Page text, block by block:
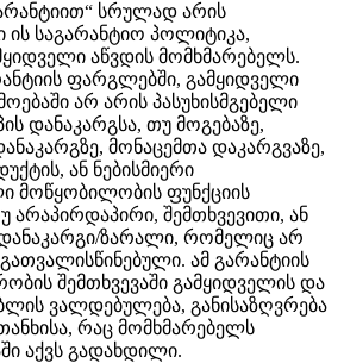
სრულად არის
ის საგარანტიო პოლიტიკა,
აწვდის მომხმარებელს.
ფარგლებში, გამყიდველი
არ არის პასუხისმგებელი
დანაკარგსა, თუ მოგებაზე,
მონაცემთა დაკარგვაზე,
ან ნებისმიერი
მოწყობილობის ფუნქციის
არაპირდაპირი, შემთხვევითი, ან
ზარალი, რომელიც არ
ამ გარანტიის
შემთხვევაში გამყიდველის და
ვალდებულება, განისაზღვრება
რაც მომხმარებელს
აქვს გადახდილი.